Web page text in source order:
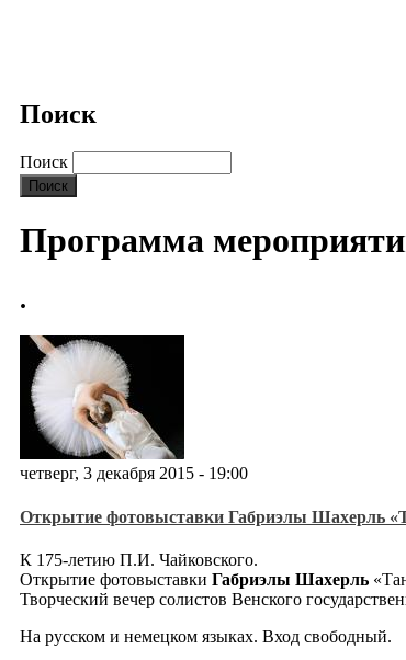
Поиск
Поиск
Программа
.
четверг, 3 декабря 2015 - 19:00
Открытие фотовыставки Габриэлы Шахерль
К 175-летию П.И. Чайковского.
Открытие фотовыставки Габриэлы Шахерль
Творческий вечер солистов Венского
На русском и немецком языках. Вход свободный.